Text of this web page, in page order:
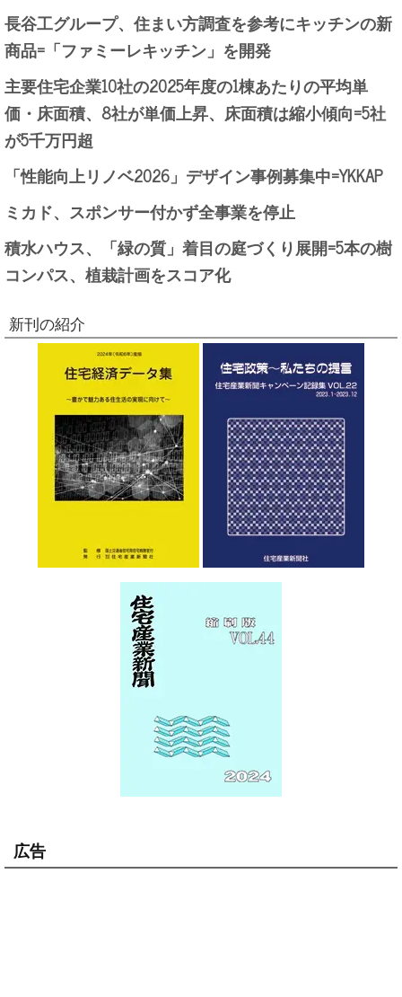
長谷工グループ、住まい方調査を参考にキッチンの新
商品=「ファミーレキッチン」を開発
主要住宅企業10社の2025年度の1棟あたりの平均単
価・床面積、8社が単価上昇、床面積は縮小傾向=5社
が5千万円超
「性能向上リノベ2026」デザイン事例募集中=YKKAP
ミカド、スポンサー付かず全事業を停止
積水ハウス、「緑の質」着目の庭づくり展開=5本の樹
コンパス、植栽計画をスコア化
新刊の紹介
広告